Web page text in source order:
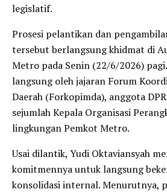
legislatif.
Prosesi pelantikan dan
tersebut berlangsung khidmat di
Metro pada Senin (22/6/2026)
langsung oleh jajaran Forum
Daerah (Forkopimda), anggota
sejumlah Kepala Organisasi
lingkungan Pemkot Metro.
Usai dilantik, Yudi Oktaviansyah
komitmennya untuk langsung
konsolidasi internal. Menurutnya,